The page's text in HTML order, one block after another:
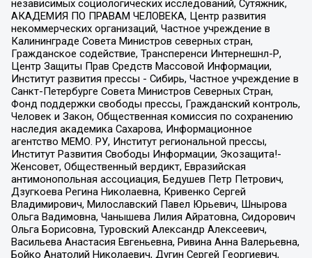
независимых социологических исследований, Сутяжник,
АКАДЕМИЯ ПО ПРАВАМ ЧЕЛОВЕКА, Центр развития
некоммерческих организаций, Частное учреждение в
Калининграде Совета Министров северных стран,
Гражданское содействие, Трансперенси Интернешнл-Р,
Центр Защиты Прав Средств Массовой Информации,
Институт развития прессы - Сибирь, Частное учреждение в
Санкт-Петербурге Совета Министров Северных Стран,
Фонд поддержки свободы прессы, Гражданский контроль,
Человек и Закон, Общественная комиссия по сохранению
наследия академика Сахарова, Информационное
агентство МЕМО. РУ, Институт региональной прессы,
Институт Развития Свободы Информации, Экозащита!-
Женсовет, Общественный вердикт, Евразийская
антимонопольная ассоциация, Бедушев Петр Петрович,
Дзугкоева Регина Николаевна, Кривенко Сергей
Владимирович, Милославский Павел Юрьевич, Шнырова
Ольга Вадимовна, Чанышева Лилия Айратовна, Сидорович
Ольга Борисовна, Туровский Александр Алексеевич,
Васильева Анастасия Евгеньевна, Ривина Анна Валерьевна,
Бойко Анатолий Николаевич, Дугин Сергей Георгиевич,